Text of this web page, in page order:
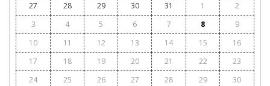
27
28 29 30 31 1
2
3
4 5 6 7 8
9
10
11 12 13 14 15
16
17
18 19 20 21 22
23
24
25 26 27 28 29
30